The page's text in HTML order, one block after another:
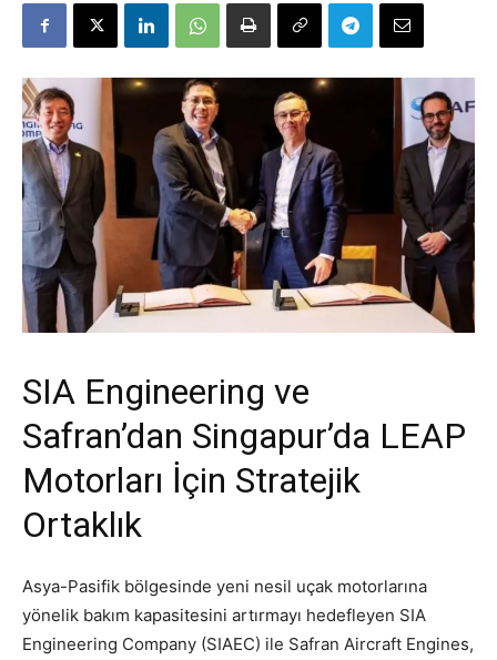
SIA Engineering ve
Safran’dan Singapur’da LEAP
Motorları İçin Stratejik
Ortaklık
Asya-Pasifik bölgesinde yeni nesil uçak motorlarına
yönelik bakım kapasitesini artırmayı hedefleyen SIA
Engineering Company (SIAEC) ile Safran Aircraft Engines,